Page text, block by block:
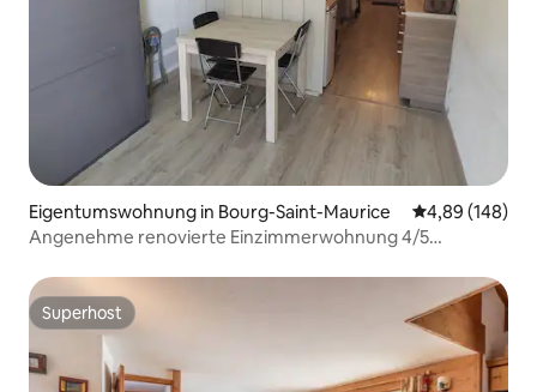
Eigentumswohnung in Bourg-Saint-Maurice
4,89 (148)
Angenehme renovierte Einzimmerwohnung 4/5
Superhost
Superhost